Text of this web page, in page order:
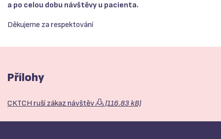
a po celou dobu návštěvy u pacienta.
Děkujeme za respektování
Přílohy
CKTCH ruší zákaz návštěv (116.83 kB)